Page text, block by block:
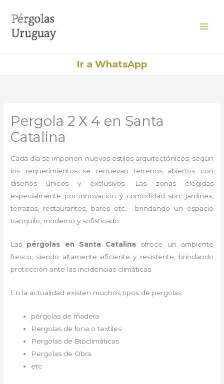
contenido
Ir a WhatsApp
Pergola 2 X 4 en Santa
Catalina
Cada día se imponen nuevos estilos arquitectónicos; según
los requerimientos se renuevan terrenos abiertos con
diseños únicos y exclusivos. Las zonas elegidas
especialmente por innovación y comodidad son: jardines,
terrazas, restaurantes, bares etc, brindando un espacio
tranquilo, moderno y sofisticado.
Las pérgolas en Santa Catalina ofrece un ambiente
fresco, siendo altamente eficiente y resistente, brindando
protección ante las incidencias climáticas.
En la actualidad existen muchos tipos de pergolas
pérgolas de madera
Pergolas de lona o textiles
Pergolas de Bioclimáticas
Pergolas de Obra
etc